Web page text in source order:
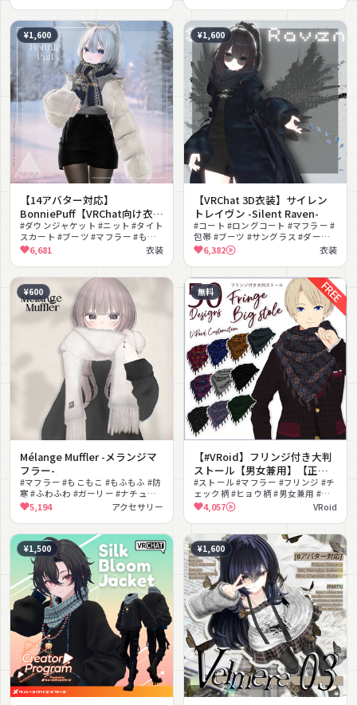
¥1,600
【14アバター対応】
BonniePuff【VRChat向け衣装
モデル】
#ダウンジャケット #ニット #タイト
スカート #ブーツ #マフラー #もふ
もふ #冬服 #カジュアル #フェミニ
ン #MA対応
6,681 衣装
¥1,600
【VRChat 3D衣装】サイレン
トレイヴン -Silent Raven-
#コート #ロングコート #マフラー #
包帯 #ブーツ #サングラス #ダーク #
クール #モード #ミステリアス
6,382 衣装
¥600
Mélange Muffler -メランジマ
フラー-
#マフラー #もこもこ #もふもふ #防
寒 #ふわふわ #ガーリー #ナチュラ
ル #フリンジ #ニット
5,194 アクセサリー
無料
【#VRoid】フリンジ付き大判
ストール【男女兼用】【正式
版対応】【セルルック対応】
#ストール #マフラー #フリンジ #チ
ェック柄 #ヒョウ柄 #男女兼用 #無
料 #VRoid衣装 #首飾り
4,057 VRoid
¥1,500 ¥1,600